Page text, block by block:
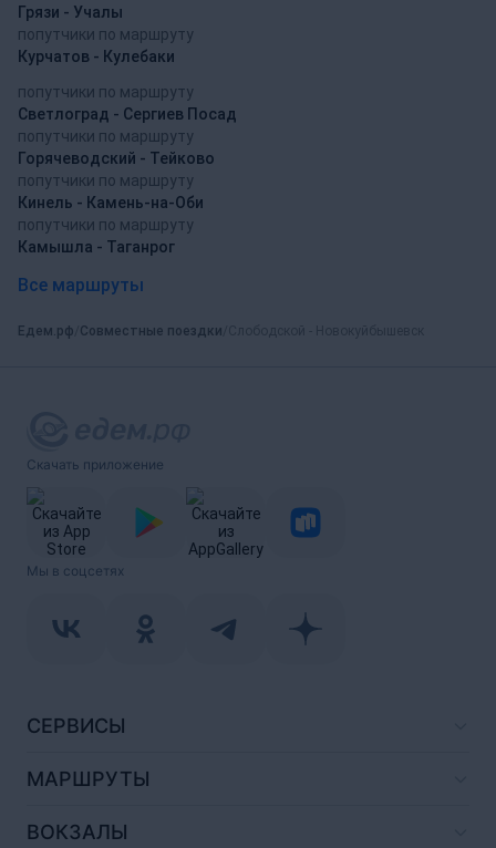
Грязи - Учалы
попутчики по маршруту
Курчатов - Кулебаки
попутчики по маршруту
Светлоград - Сергиев Посад
попутчики по маршруту
Горячеводский - Тейково
попутчики по маршруту
Кинель - Камень-на-Оби
попутчики по маршруту
Камышла - Таганрог
Все маршруты
Едем.рф Совместные поездки
Скачать приложение
Мы в соцсетях
СЕРВИСЫ
МАРШРУТЫ
ВОКЗАЛЫ